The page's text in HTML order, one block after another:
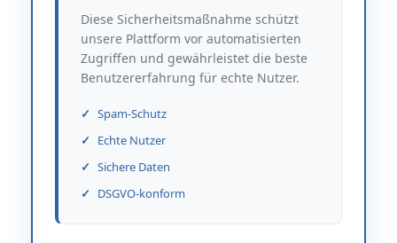
Diese Sicherheitsmaßnahme schützt
unsere Plattform vor automatisierten
Zugriffen und gewährleistet die beste
Benutzererfahrung für echte Nutzer.
Spam-Schutz
Echte Nutzer
Sichere Daten
DSGVO-konform